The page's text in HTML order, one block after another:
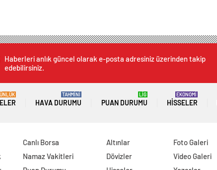
Haberleri anlık güncel olarak e-posta adresiniz üzerinden takip
edebilirsiniz.
HAVA DURUMU
TAHMİNİ
PUAN DURUMU
LİG
HISSELER
EKONOMİ
Canlı Borsa
Namaz Vakitleri
Altınlar
Dövizler
Foto Galeri
Video Galeri